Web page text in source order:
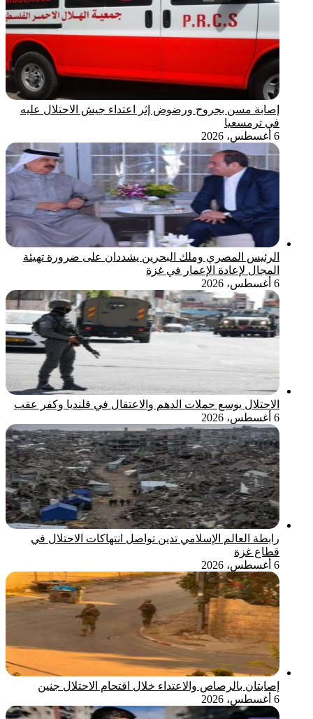
إصابة مسن بجروح ورضوض إثر اعتداء جيش الاحتلال عليه
في ترمسعيا
6 أغسطس، 2026
الرئيس المصري وملك البحرين يشددان على ضرورة تهيئة
المجال لإعادة الإعمار في غزة
6 أغسطس، 2026
الاحتلال يوسع حملات الدهم والاعتقال في قلنديا وكفر عقب
6 أغسطس، 2026
رابطة العالم الإسلامي تدين تواصل انتهاكات الاحتلال في
قطاع غزة
6 أغسطس، 2026
إصابتان بالرصاص والاعتداء خلال اقتحام الاحتلال جنين
6 أغسطس، 2026